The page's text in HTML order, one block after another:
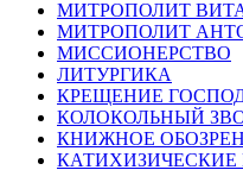
МИТРОПОЛИТ
МИТРОПОЛИТ
МИССИОНЕРСТВО
ЛИТУРГИКА
КРЕЩЕНИЕ
КОЛОКОЛЬНЫЙ
КНИЖНОЕ